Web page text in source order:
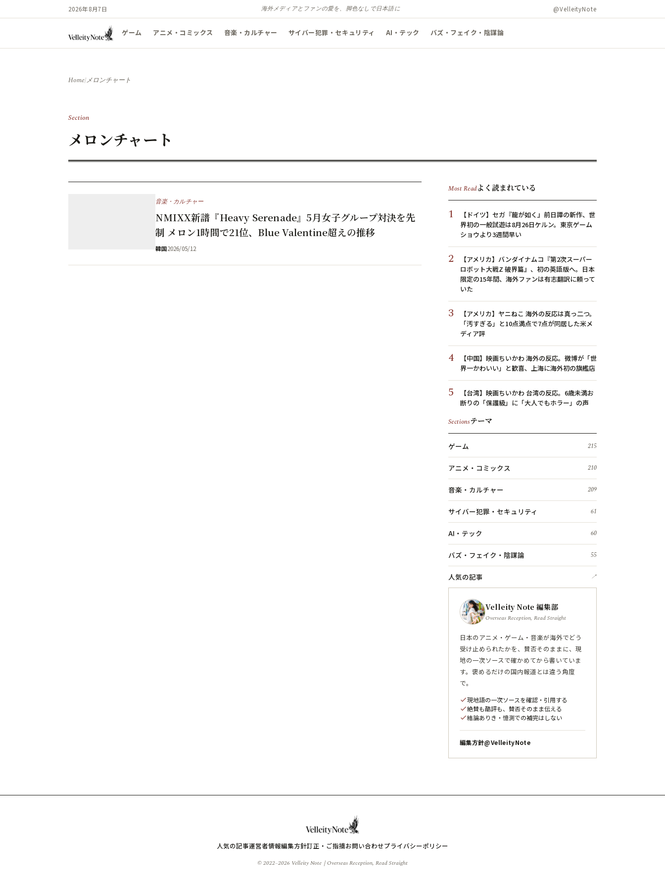
2026年8月7日 海外メディアとファンの愛を、脚色なしで日本語に @VelleityNote
ゲーム アニメ・コミックス 音楽・カルチャー サイバー犯罪・セキュリティ AI・テック バズ・フェイク・陰謀論
Home/メロンチャート
Section
メロンチャート
音楽・カルチャー
NMIXX新譜『Heavy Serenade』5月女子グループ対決を先
制 メロン1時間で21位、Blue Valentine超えの推移
韓国2026/05/12
Most Readよく読まれている
1
【ドイツ】セガ『龍が如く』前日譚の新作、世
界初の一般試遊は8月26日ケルン。東京ゲーム
ショウより3週間早い
2
【アメリカ】バンダイナムコ『第2次スーパー
ロボット大戦Z 破界篇』、初の英語版へ。日本
限定の15年間、海外ファンは有志翻訳に頼って
いた
3
【アメリカ】ヤニねこ 海外の反応は真っ二つ。
「汚すぎる」と10点満点で7点が同居した米メ
ディア評
4
【中国】映画ちいかわ 海外の反応。微博が「世
界一かわいい」と歓喜、上海に海外初の旗艦店
5
【台湾】映画ちいかわ 台湾の反応。6歳未満お
断りの「保護級」に「大人でもホラー」の声
Sectionsテーマ
ゲーム 215
アニメ・コミックス 210
音楽・カルチャー 209
サイバー犯罪・セキュリティ 61
AI・テック 60
バズ・フェイク・陰謀論 55
人気の記事 ↗
Velleity Note 編集部
Overseas Reception, Read Straight
日本のアニメ・ゲーム・音楽が海外でどう
受け止められたかを、賛否そのままに、現
地の一次ソースで確かめてから書いていま
す。褒めるだけの国内報道とは違う角度
で。
check現地語の一次ソースを確認・引用する
check絶賛も酷評も、賛否そのまま伝える
check結論ありき・憶測での補完はしない
編集方針@VelleityNote
人気の記事運営者情報編集方針訂正・ご指摘お問い合わせプライバシーポリシー
© 2022–2026 Velleity Note｜Overseas Reception, Read Straight